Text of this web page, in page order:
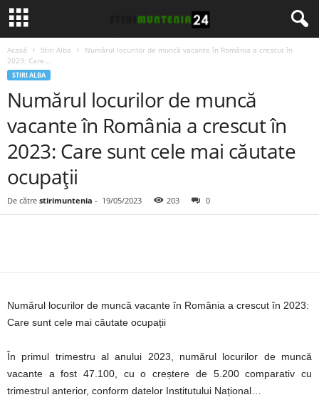
Acasă Stiri Alba
Numărul locurilor de muncă vacante în România a crescut în
2023: Care...
STIRI ALBA
Numărul locurilor de muncă
vacante în România a crescut în
2023: Care sunt cele mai căutate
ocupații
De către stirimuntenia - 19/05/2023 203 0
Numărul locurilor de muncă vacante în România a crescut în 2023:
Care sunt cele mai căutate ocupații
În primul trimestru al anului 2023, numărul locurilor de muncă
vacante a fost 47.100, cu o creștere de 5.200 comparativ cu
trimestrul anterior, conform datelor Institutului Național…